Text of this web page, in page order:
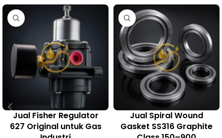
Jual Fisher Regulator
627 Original untuk Gas
Jual Spiral Wound
Gasket SS316 Graphite